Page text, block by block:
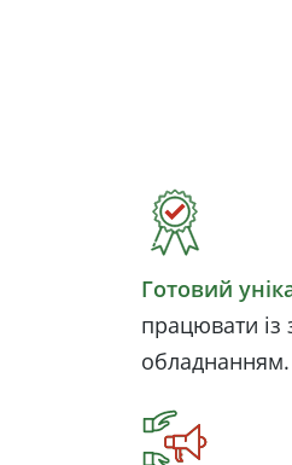
Готовий
працювати
обладнанням.